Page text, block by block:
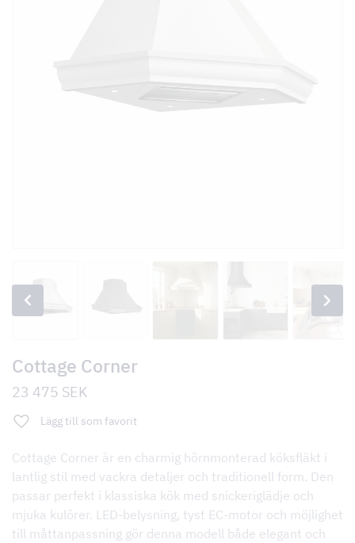
Cottage Corner
23 475 SEK
Lägg till som favorit
Cottage Corner är en charmig hörnmonterad köksfläkt i
lantlig stil med vackra detaljer och traditionell form. Den
passar perfekt i klassiska kök med snickeriglädje och
mjuka kulörer. LED-belysning, tyst EC-motor och möjlighet
till måttanpassning gör denna modell både elegant och